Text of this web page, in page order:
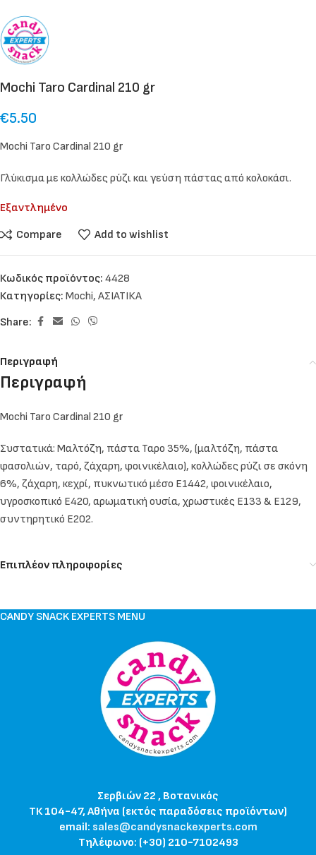
Mochi Taro Cardinal 210 gr
€5.50
Mochi Taro Cardinal 210 gr
Γλύκισμα με κολλώδες ρύζι και γεύση πάστας από κολοκάσι.
Εξαντλημένο
Compare
Add to wishlist
Κωδικός προϊόντος: 4428
Κατηγορίες: Mochi, ΑΣΙΑΤΙΚΑ
Share:
Περιγραφή
Περιγραφή
Mochi Taro Cardinal 210 gr
Συστατικά: Μαλτόζη, πάστα Ταρο 35%, (μαλτόζη, πάστα
φασολιών, ταρό, ζάχαρη, φοινικέλαιο), κολλώδες ρύζι σε σκόνη
6%, ζάχαρη, κεχρί, πυκνωτικό μέσο Ε1442, φοινικέλαιο,
υγροσκοπικό Ε420, αρωματική ουσία, χρωστικές Ε133 & Ε129,
συντηρητικό Ε202.
Επιπλέον πληροφορίες
CANDY SNACK EXPERTS MENU
Σερβιών 22 , Βοτανικός
ΤΚ 104-47, Αθήνα (εκτός παραδόσεις προϊόντων)
email: sales@candysnackexperts.com
Τηλέφωνο: (+30) 210-7102493